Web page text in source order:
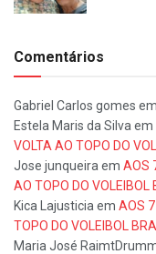
Comentários
Gabriel Carlos gomes em
Estela Maris da Silva em
VOLTA AO TOPO DO
Jose junqueira em AOS
AO TOPO DO VOLEIBOL
Kica Lajusticia em AOS
TOPO DO VOLEIBOL
Maria José